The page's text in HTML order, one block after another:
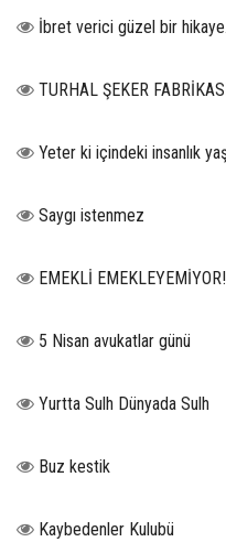
İbret verici güzel bir
TURHAL ŞEKER
Yeter ki içindeki insanlık
Saygı istenmez
EMEKLİ
5 Nisan avukatlar günü
Yurtta Sulh Dünyada Sulh
Buz kestik
Kaybedenler Kulubü